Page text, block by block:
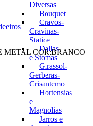
Diversas
Bouquet
Cravos-
Cravinas-
Statice
Dallas
e Stomas
Girassol-
Gerberas-
Crisantemo
Hortensias
e
Magnolias
Jarros e
METAL COR:BRANCO